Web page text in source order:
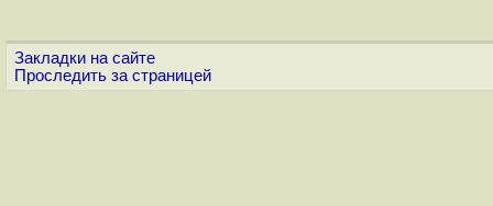
Закладки на сайте
Проследить за страницей